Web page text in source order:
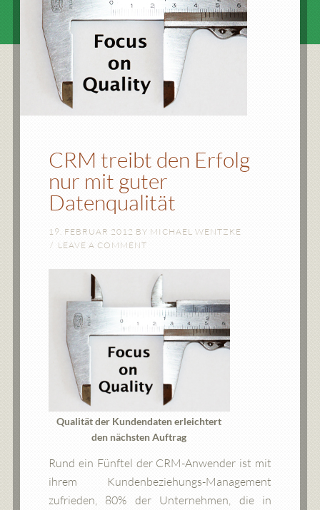
CRM treibt den Erfolg
nur mit guter
Datenqualität
19. FEBRUAR 2012 BY MICHAEL WENTZKE
LEAVE A COMMENT
Qualität der Kundendaten erleichtert
den nächsten Auftrag
Rund ein Fünftel der CRM-Anwender ist mit
ihrem Kundenbeziehungs-Management
zufrieden, 80% der Unternehmen, die in